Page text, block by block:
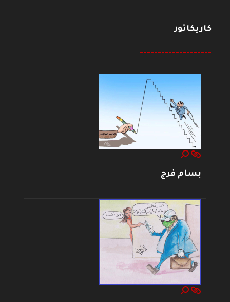
كاريكاتور
--------------------
بسام فرج